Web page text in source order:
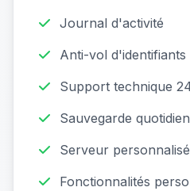
Journal d'activité
Anti-vol d'identifiants
Support technique
Sauvegarde
Serveur personnalisé
Fonctionnalités